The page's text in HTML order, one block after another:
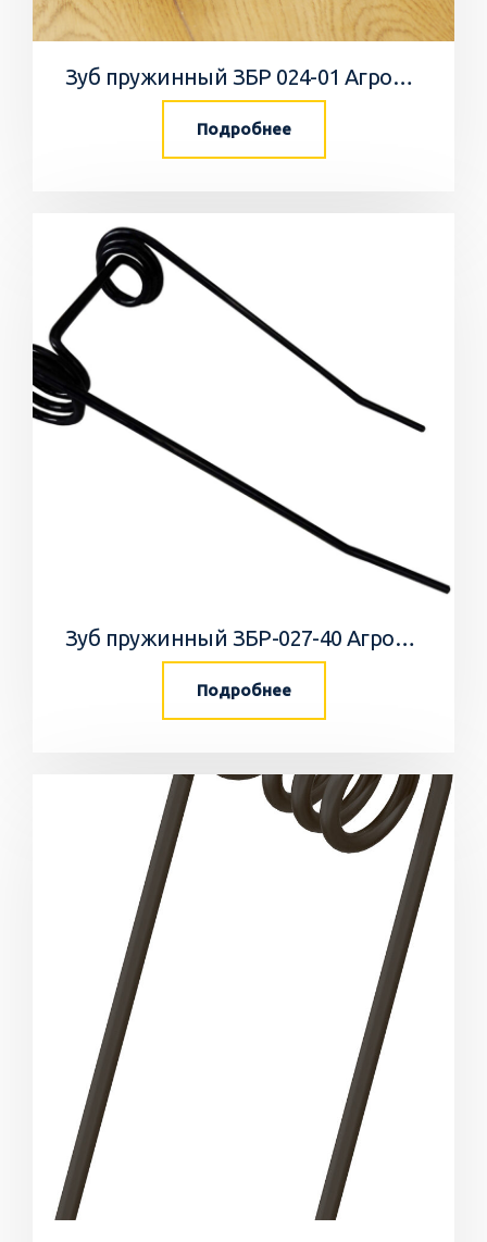
Зуб пружинный ЗБР 024-01 АгроПромТехника
Подробнее
Зуб пружинный ЗБР-027-40 АгроПромТехника
Подробнее